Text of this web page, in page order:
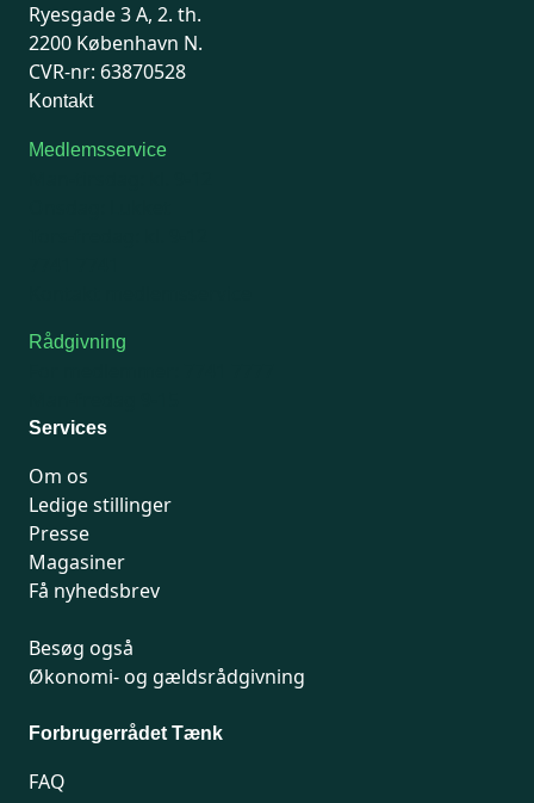
Ryesgade 3 A, 2. th.
2200 København N.
CVR-nr: 63870528
Kontakt
Medlemsservice
Rådgivning
Services
Om os
Ledige stillinger
Presse
Magasiner
Få nyhedsbrev
Besøg også
Økonomi- og gældsrådgivning
Forbrugerrådet Tænk
FAQ